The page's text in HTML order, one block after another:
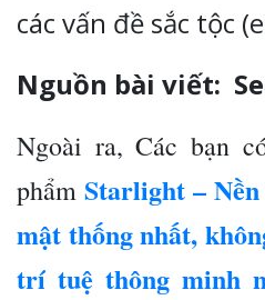
các vấn đề sắc tộc
Nguồn bài viết:
Ngoài ra, Các bạn
phẩm Starlight –
mật thống nhất,
trí tuệ thông minh